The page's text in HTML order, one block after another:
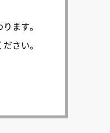
ます。
さい。